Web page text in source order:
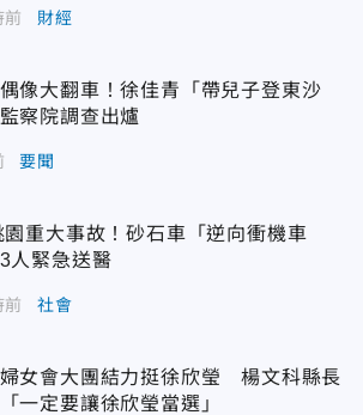
前 財經
像大翻車！徐佳青「帶兒子登東沙
察院調查出爐
要聞
園重大事故！砂石車「逆向衝機車
人緊急送醫
前 社會
女會大團結力挺徐欣瑩 楊文科縣長
一定要讓徐欣瑩當選」